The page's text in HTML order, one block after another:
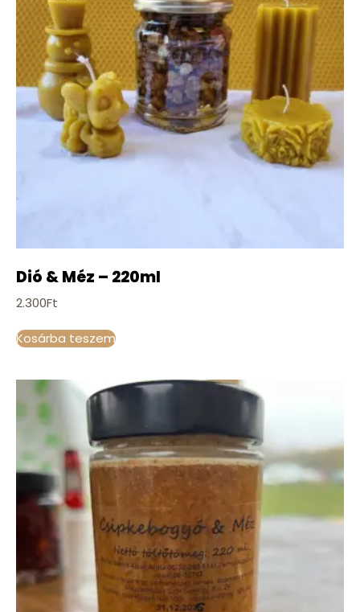
Dió & Méz – 220ml
2.300Ft
Kosárba teszem